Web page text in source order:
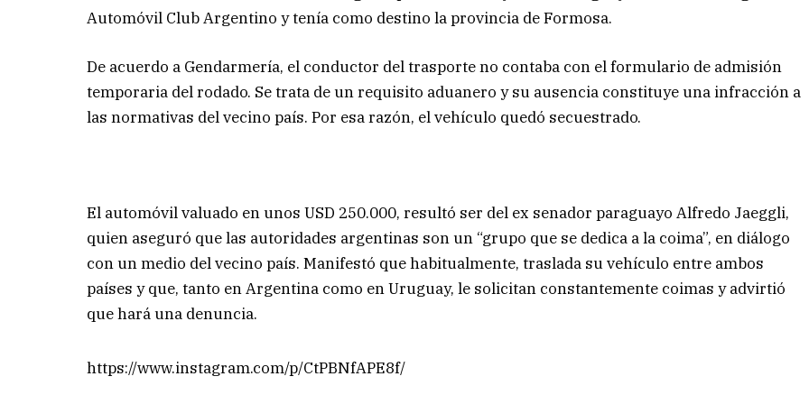
Automóvil Club Argentino y tenía como destino la provincia de Formosa.
De acuerdo a Gendarmería, el conductor del trasporte no contaba con el formulario de admisión
temporaria del rodado. Se trata de un requisito aduanero y su ausencia constituye una infracción a
las normativas del vecino país. Por esa razón, el vehículo quedó secuestrado.
El automóvil valuado en unos USD 250.000, resultó ser del ex senador paraguayo Alfredo Jaeggli,
quien aseguró que las autoridades argentinas son un “grupo que se dedica a la coima”, en diálogo
con un medio del vecino país. Manifestó que habitualmente, traslada su vehículo entre ambos
países y que, tanto en Argentina como en Uruguay, le solicitan constantemente coimas y advirtió
que hará una denuncia.
https://www.instagram.com/p/CtPBNfAPE8f/